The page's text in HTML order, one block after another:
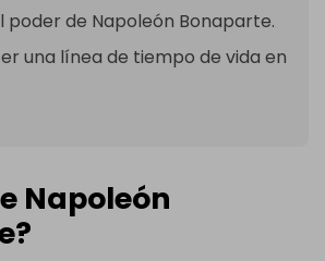
poder de Napoleón Bonaparte.
una línea de tiempo de vida en
Napoleón